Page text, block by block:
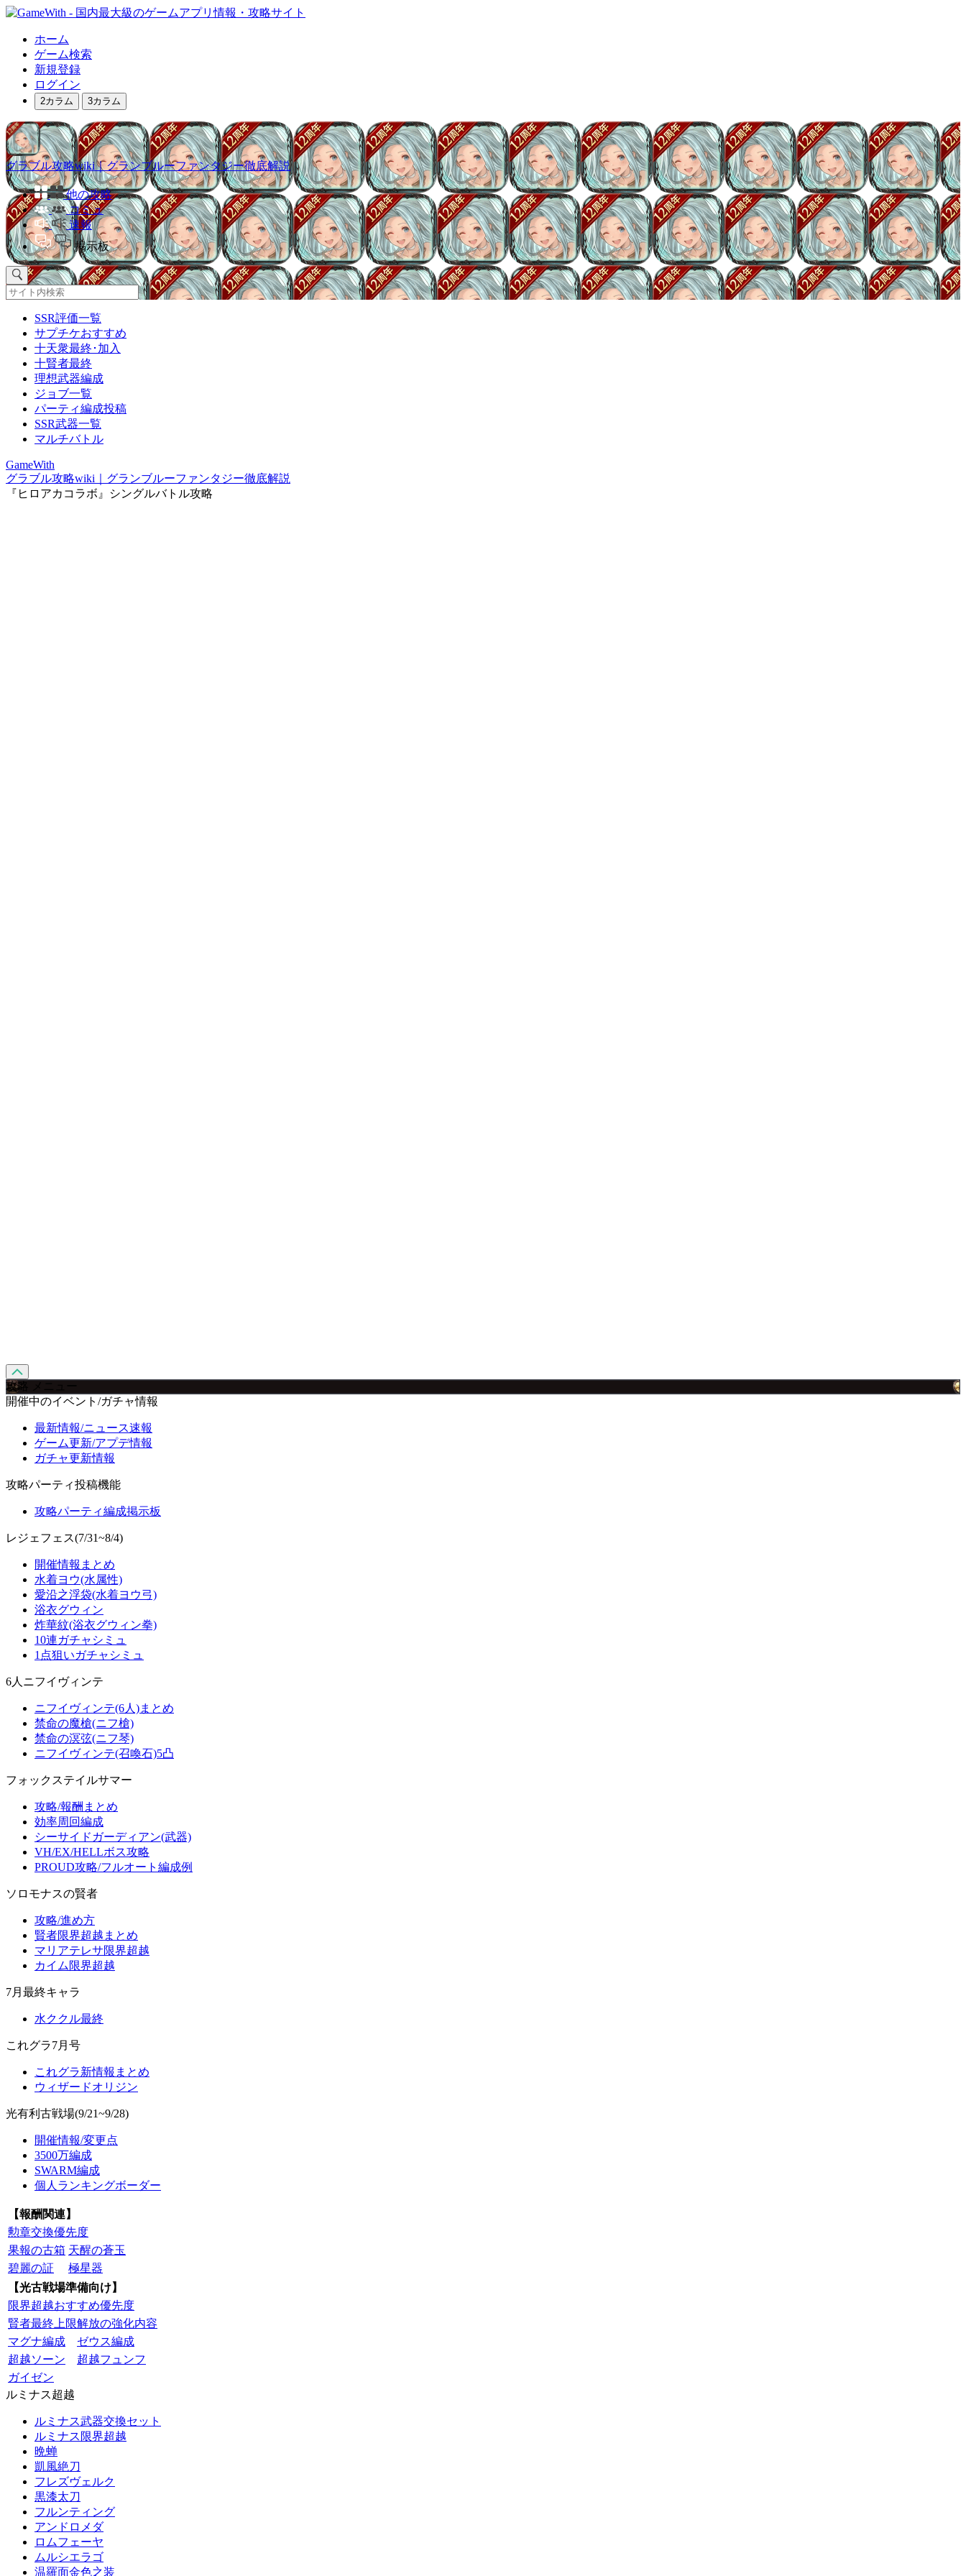
ホーム
ゲーム検索
新規登録
ログイン
2カラム 3カラム
グラブル攻略wiki｜グランブルーファンタジー徹底解説
他の攻略
コミュ
速報
掲示板
SSR評価一覧
サプチケおすすめ
十天衆最終･加入
十賢者最終
理想武器編成
ジョブ一覧
パーティ編成投稿
SSR武器一覧
マルチバトル
GameWith
グラブル攻略wiki｜グランブルーファンタジー徹底解説
『ヒロアカコラボ』シングルバトル攻略
攻略 メニュー
開催中のイベント/ガチャ情報
最新情報/ニュース速報
ゲーム更新/アプデ情報
ガチャ更新情報
攻略パーティ投稿機能
攻略パーティ編成掲示板
レジェフェス(7/31~8/4)
開催情報まとめ
水着ヨウ(水属性)
愛沿之浮袋(水着ヨウ弓)
浴衣グウィン
炸華紋(浴衣グウィン拳)
10連ガチャシミュ
1点狙いガチャシミュ
6人ニフイヴィンテ
ニフイヴィンテ(6人)まとめ
禁命の魔槍(ニフ槍)
禁命の溟弦(ニフ琴)
ニフイヴィンテ(召喚石)5凸
フォックステイルサマー
攻略/報酬まとめ
効率周回編成
シーサイドガーディアン(武器)
VH/EX/HELLボス攻略
PROUD攻略/フルオート編成例
ソロモナスの賢者
攻略/進め方
賢者限界超越まとめ
マリアテレサ限界超越
カイム限界超越
7月最終キャラ
水ククル最終
これグラ7月号
これグラ新情報まとめ
ウィザードオリジン
光有利古戦場(9/21~9/28)
開催情報/変更点
3500万編成
SWARM編成
個人ランキングボーダー
【報酬関連】
勲章交換優先度
果報の古箱 天醒の蒼玉
碧麗の証
極星器
【光古戦場準備向け】
限界超越おすすめ優先度
賢者最終上限解放の強化内容
マグナ編成
ゼウス編成
超越ソーン
超越フュンフ
ガイゼン
ルミナス超越
ルミナス武器交換セット
ルミナス限界超越
晩蝉
凱風絶刀
フレズヴェルク
黒漆太刀
フルンティング
アンドロメダ
ロムフェーヤ
ムルシエラゴ
温羅面金色之装